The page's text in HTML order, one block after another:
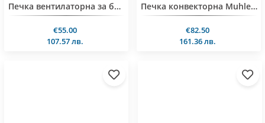
Печка вентилаторна за баня Muhler MBH-2007D, 2000W, eлектронно упр.
€55.00
107.57 лв.
Печка конвекторна Muhler MPH-2332D, 2300W, Wi-Fi
€82.50
161.36 лв.